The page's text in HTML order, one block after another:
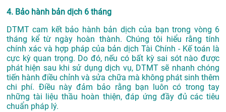
4. Bảo hành bản dịch 6 tháng
DTMT cam kết bảo hành bản dịch của bạn trong vòng 6
tháng kể từ ngày hoàn thành. Chúng tôi hiểu rằng tính
chính xác và hợp pháp của bản dịch Tài Chính - Kế toán là
cực kỳ quan trọng. Do đó, nếu có bất kỳ sai sót nào được
phát hiện sau khi sử dụng dịch vụ, DTMT sẽ nhanh chóng
tiến hành điều chỉnh và sửa chữa mà không phát sinh thêm
chi phí. Điều này đảm bảo rằng bạn luôn có trong tay
những tài liệu thầu hoàn thiện, đáp ứng đầy đủ các tiêu
chuẩn pháp lý.